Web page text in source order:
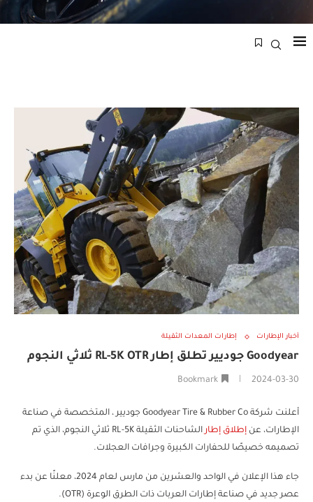
أخبار الإطارات إطارات المعدات الثقيلة
Goodyear جوديير تطلق إطار RL-5K OTR ثلاثي النجوم
2024-03-30
Bookmark
أعلنت شركة Goodyear Tire & Rubber Co جوديير ، المتخصصة في صناعة
الإطارات، عن إطلاق إطار
الشاحنات الثقيلة RL-5K ثلاثي النجوم، الذي تم
تصميمه خصيصًا للحفارات الكبيرة وجرافات العجلات.
جاء هذا الإعلان في الواحد والعشرين من مارس لعام 2024، معلنًا عن بدء
عصر جديد في صناعة إطارات العربات ذات الطرق الوعرة (OTR).